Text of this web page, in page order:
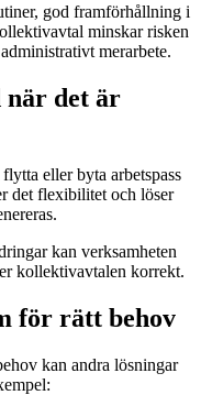
god framförhållning i
minskar risken
merarbete.
när det är
eller byta arbetspass
det flexibilitet och löser
kan verksamheten
kollektivavtalen korrekt.
för rätt behov
kan andra lösningar